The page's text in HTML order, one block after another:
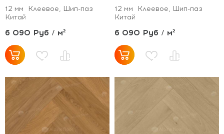
12 мм
Клеевое, Шип-паз
Китай
6 090 Руб / м²
12 мм
Клеевое, Шип-паз
Китай
6 090 Руб / м²